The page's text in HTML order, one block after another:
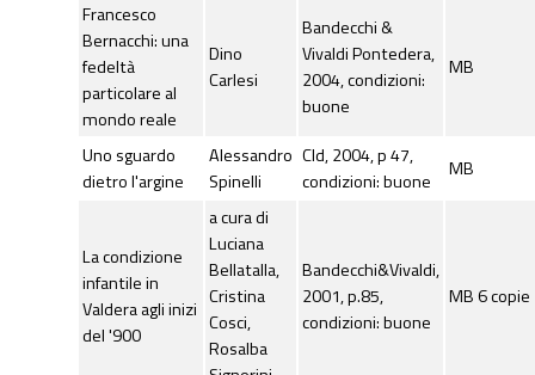
Francesco
Bernacchi: una
fedeltà
particolare al
mondo reale
Dino
Carlesi
Bandecchi &
Vivaldi Pontedera,
2004, condizioni:
buone
MB
Uno sguardo
dietro l'argine
Alessandro
Spinelli
Cld, 2004, p 47,
condizioni: buone
MB
La condizione
infantile in
Valdera agli inizi
del '900
a cura di
Luciana
Bellatalla,
Cristina
Cosci,
Rosalba
Bandecchi&Vivaldi,
2001, p.85,
condizioni: buone
MB 6 copie